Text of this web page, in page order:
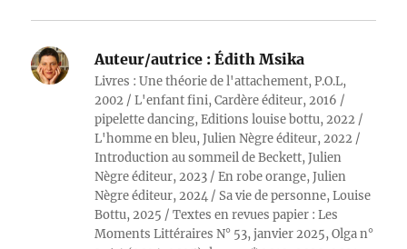
Auteur/autrice : Édith Msika
Livres : Une théorie de l'attachement, P.O.L,
2002 / L'enfant fini, Cardère éditeur, 2016 /
pipelette dancing, Editions louise bottu, 2022 /
L'homme en bleu, Julien Nègre éditeur, 2022 /
Introduction au sommeil de Beckett, Julien
Nègre éditeur, 2023 / En robe orange, Julien
Nègre éditeur, 2024 / Sa vie de personne, Louise
Bottu, 2025 / Textes en revues papier : Les
Moments Littéraires N° 53, janvier 2025, Olga n°